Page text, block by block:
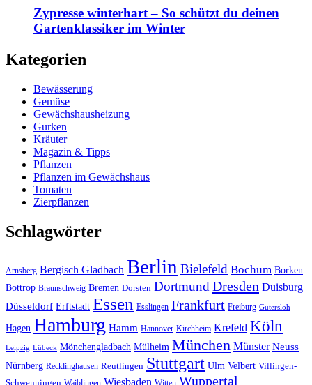
Zypresse winterhart – So schützt du deinen
Gartenklassiker im Winter
Kategorien
Bewässerung
Gemüse
Gewächshausheizung
Gurken
Kräuter
Magazin & Tipps
Pflanzen
Pflanzen im Gewächshaus
Tomaten
Zierpflanzen
Schlagwörter
Arnsberg Bergisch Gladbach Berlin Bielefeld Bochum Borken
Bottrop Braunschweig Bremen Dorsten Dortmund Dresden Duisburg
Düsseldorf Erftstadt Essen Esslingen Frankfurt Freiburg Gütersloh
Hagen Hamburg Hamm Hannover Kirchheim Krefeld Köln
Leipzig Lübeck Mönchengladbach Mülheim München Münster Neuss
Nürnberg Recklinghausen Reutlingen Stuttgart Ulm Velbert Villingen-
Schwenningen Waiblingen Wiesbaden Witten Wuppertal